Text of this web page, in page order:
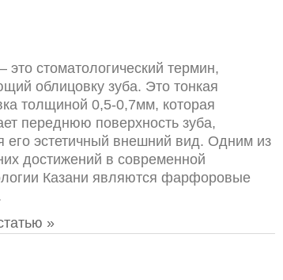
стоматологический термин,
облицовку зуба. Это тонкая
толщиной 0,5-0,7мм, которая
переднюю поверхность зуба,
его эстетичный внешний вид. Одним из
достижений в современной
Казани являются фарфоровые
»